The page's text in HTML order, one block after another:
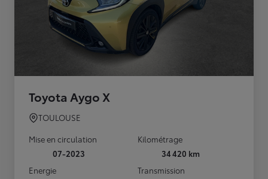
Toyota Aygo X
TOULOUSE
Mise en circulation
07-2023
Kilométrage
34 420 km
Energie
Transmission